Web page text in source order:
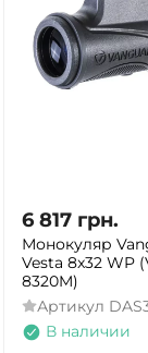
6 817 грн.
Монокуляр
Vesta 8x32 WP
8320M)
Артикул
В наличии